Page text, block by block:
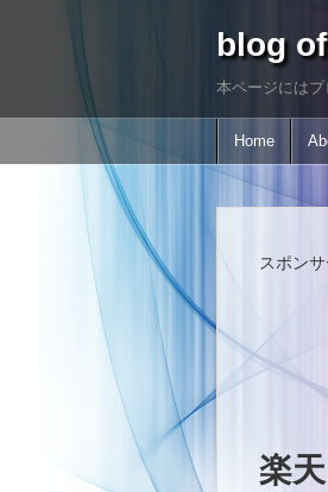
blog
本ページにはプ
Home
スポン
楽